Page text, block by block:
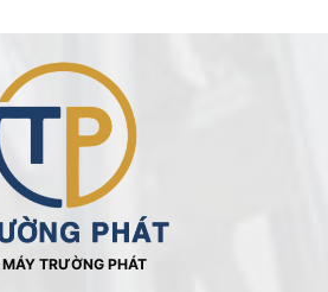
TRƯỜNG PHÁT